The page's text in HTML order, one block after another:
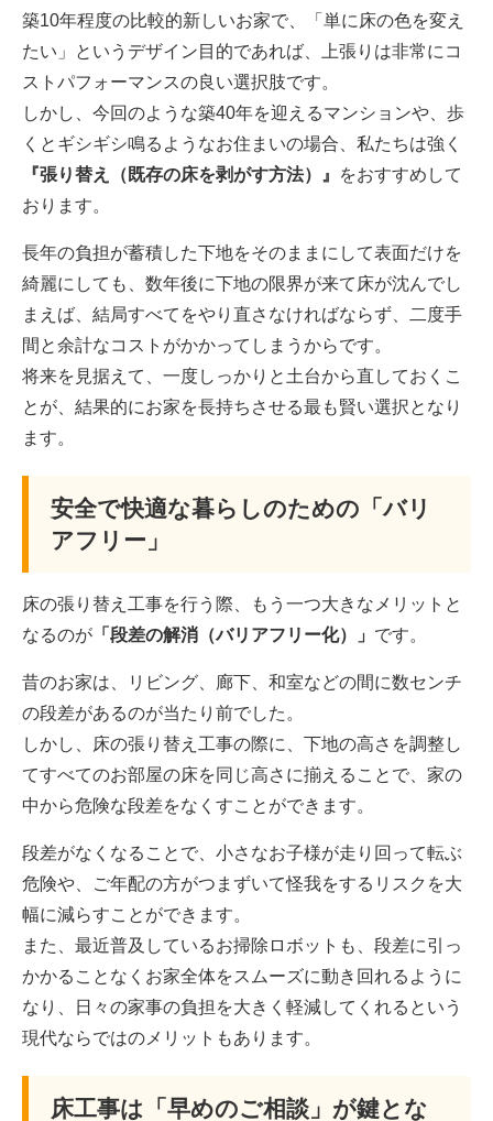
築10年程度の比較的新しいお家で、「単に床の色を変え
たい」というデザイン目的であれば、上張りは非常にコ
ストパフォーマンスの良い選択肢です。
しかし、今回のような築40年を迎えるマンションや、歩
くとギシギシ鳴るようなお住まいの場合、私たちは強く
『張り替え（既存の床を剥がす方法）』
をおすすめして
おります。
長年の負担が蓄積した下地をそのままにして表面だけを
綺麗にしても、数年後に下地の限界が来て床が沈んでし
まえば、結局すべてをやり直さなければならず、二度手
間と余計なコストがかかってしまうからです。
将来を見据えて、一度しっかりと土台から直しておくこ
とが、結果的にお家を長持ちさせる最も賢い選択となり
ます。
安全で快適な暮らしのための「バリ
アフリー」
床の張り替え工事を行う際、もう一つ大きなメリットと
なるのが 「段差の解消（バリアフリー化）」 です。
昔のお家は、リビング、廊下、和室などの間に数センチ
の段差があるのが当たり前でした。
しかし、床の張り替え工事の際に、下地の高さを調整し
てすべてのお部屋の床を同じ高さに揃えることで、家の
中から危険な段差をなくすことができます。
段差がなくなることで、小さなお子様が走り回って転ぶ
危険や、ご年配の方がつまずいて怪我をするリスクを大
幅に減らすことができます。
また、最近普及しているお掃除ロボットも、段差に引っ
かかることなくお家全体をスムーズに動き回れるように
なり、日々の家事の負担を大きく軽減してくれるという
現代ならではのメリットもあります。
床工事は「早めのご相談」が鍵とな